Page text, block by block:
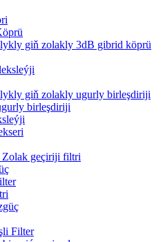
giň zolakly 3dB gibrid köprü
giň zolakly ugurly birleşdiriji
birleşdiriji
geçiriji filtri
Filter